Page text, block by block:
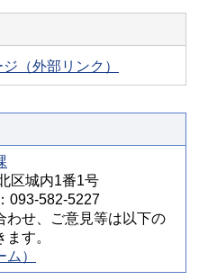
（外部リンク）
区城内1番1号
093-582-5227
わせ、ご意見等は以下の
す。
）